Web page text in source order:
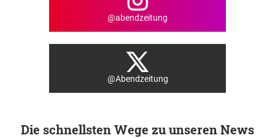
@abendzeitung
@Abendzeitung
Die schnellsten Wege zu unseren News